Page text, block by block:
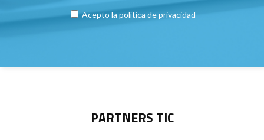
Acepto la política de privacidad
PARTNERS TIC